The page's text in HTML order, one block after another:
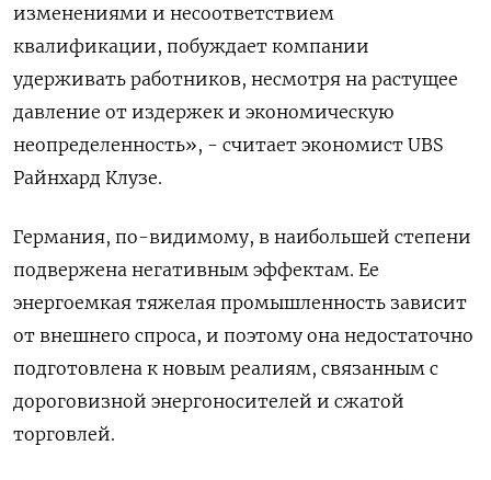
изменениями и несоответствием
квалификации, побуждает компании
удерживать работников, несмотря на растущее
давление от издержек и экономическую
неопределенность», - считает экономист UBS
Райнхард Клузе.
Германия, по-видимому, в наибольшей степени
подвержена негативным эффектам. Ее
энергоемкая тяжелая промышленность зависит
от внешнего спроса, и поэтому она недостаточно
подготовлена к новым реалиям, связанным с
дороговизной энергоносителей и сжатой
торговлей.